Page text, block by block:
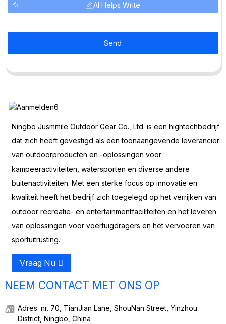
AI Helps Write
Send
Ningbo Jusmmile Outdoor Gear Co., Ltd. is een hightechbedrijf
dat zich heeft gevestigd als een toonaangevende leverancier
van outdoorproducten en -oplossingen voor
kampeeractiviteiten, watersporten en diverse andere
buitenactiviteiten. Met een sterke focus op innovatie en
kwaliteit heeft het bedrijf zich toegelegd op het verrijken van
outdoor recreatie- en entertainmentfaciliteiten en het leveren
van oplossingen voor voertuigdragers en het vervoeren van
sportuitrusting.
Vraag Nu
NEEM CONTACT MET ONS OP
Adres: nr. 70, TianJian Lane, ShouNan Street, Yinzhou
District, Ningbo, China